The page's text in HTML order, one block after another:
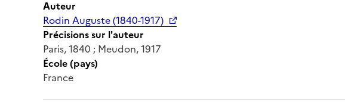
Auteur
Rodin Auguste (1840-1917)
Précisions sur l'auteur
Paris, 1840 ; Meudon, 1917
École (pays)
France